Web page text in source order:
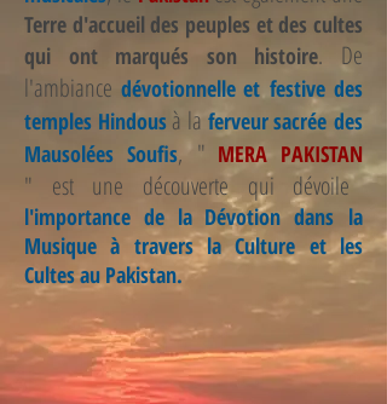
Terre d'accueil des peuples et des cultes
qui ont marqués son histoire. De
l'ambiance dévotionnelle et festive des
temples Hindousà la ferveur sacrée des
Mausolées Soufis, " MERA PAKISTAN
" est une découverte qui dévoile
l'importance de la Dévotion dans la
Musique à travers la Culture et les
Cultes au Pakistan.